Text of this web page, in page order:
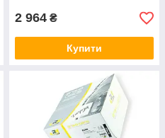
2 964 ₴
Купити